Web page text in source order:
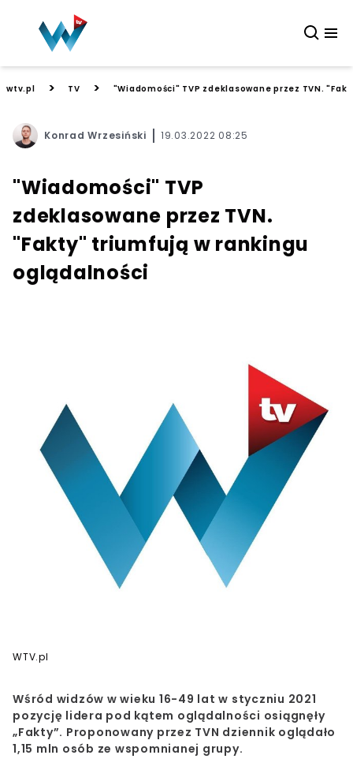
wtv.pl > TV > "Wiadomości" TVP zdeklasowane przez TVN.
Konrad Wrzesiński 19.03.2022 08:25
"Wiadomości" TVP
zdeklasowane przez TVN.
"Fakty" triumfują w rankingu
oglądalności
WTV.pl
Wśród widzów w wieku 16-49 lat w styczniu 2021
pozycję lidera pod kątem oglądalności osiągnęły
„Fakty”. Proponowany przez TVN dziennik oglądało
1,15 mln osób ze wspomnianej grupy.